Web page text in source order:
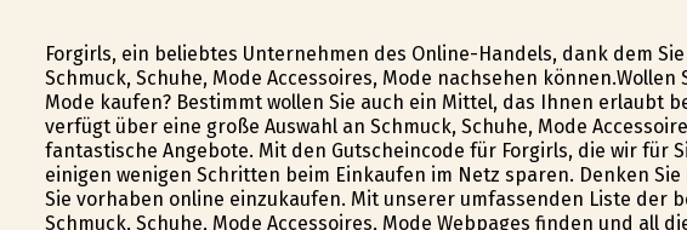
Forgirls, ein beliebtes Unternehmen des Online-Handels, dank dem
Schmuck, Schuhe, Mode Accessoires, Mode nachsehen können.Wollen
Mode kaufen? Bestimmt wollen Sie auch ein Mittel, das Ihnen erlaubt
verfügt über eine große Auswahl an Schmuck, Schuhe, Mode
fantastische Angebote. Mit den Gutscheincode für Forgirls, die wir für
einigen wenigen Schritten beim Einkaufen im Netz sparen. Denken
Sie vorhaben online einzukaufen. Mit unserer umfassenden Liste der
Schmuck, Schuhe, Mode Accessoires, Mode Webpages finden und all